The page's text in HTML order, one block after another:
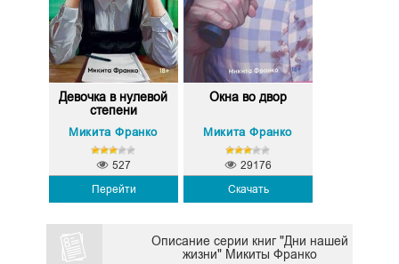
Девочка в нулевой
степени
Микита Франко
Перейти
527
Окна во двор
Микита Франко
Скачать
29176
Описание серии книг "Дни нашей
жизни" Микиты Франко